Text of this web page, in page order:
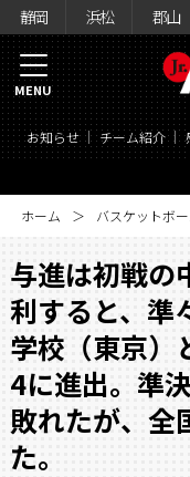
静岡 浜松 郡山
お知らせ チーム紹介
MENU
ホーム バスケットボ
与進は初戦の
利すると、準
学校（東京）
4に進出。準
敗れたが、全
た。